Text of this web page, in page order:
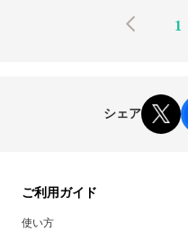
1
シェア
ご利用ガイド
使い方